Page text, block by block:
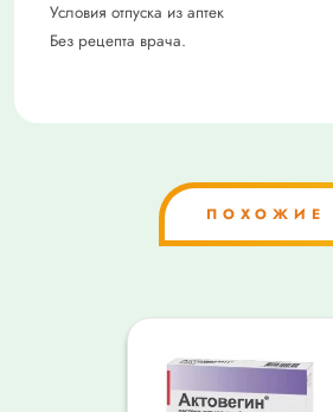
Условия отпуска из аптек
Без рецепта врача.
ПОХОЖИЕ